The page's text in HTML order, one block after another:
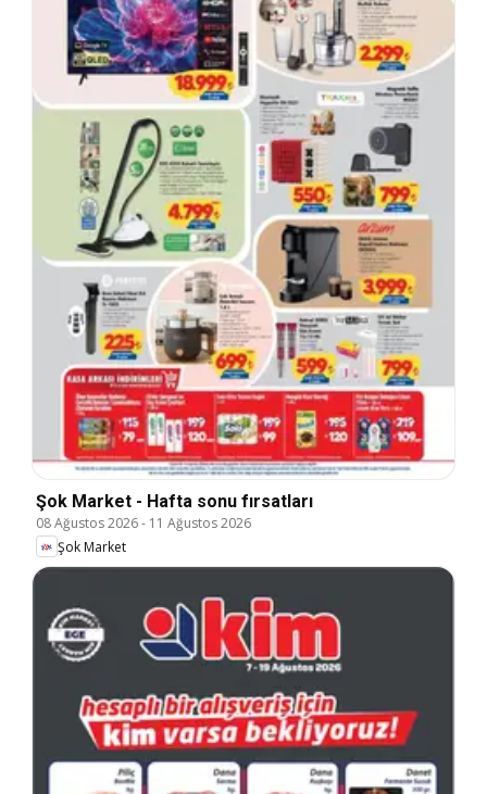
Şok Market - Hafta sonu fırsatları
08 Ağustos 2026- 11 Ağustos 2026
Şok Market